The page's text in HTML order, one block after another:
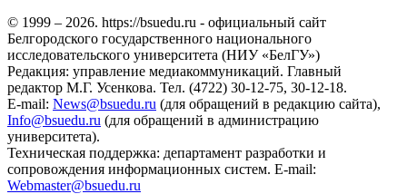
© 1999 – 2026. https://bsuedu.ru - официальный сайт
Белгородского государственного национального
исследовательского университета (НИУ «БелГУ»)
Редакция: управление медиакоммуникаций. Главный
редактор М.Г. Усенкова. Тел. (4722) 30-12-75, 30-12-18.
E-mail: News@bsuedu.ru (для обращений в редакцию сайта),
Info@bsuedu.ru (для обращений в администрацию
университета).
Техническая поддержка: департамент разработки и
сопровождения информационных систем. E-mail:
Webmaster@bsuedu.ru